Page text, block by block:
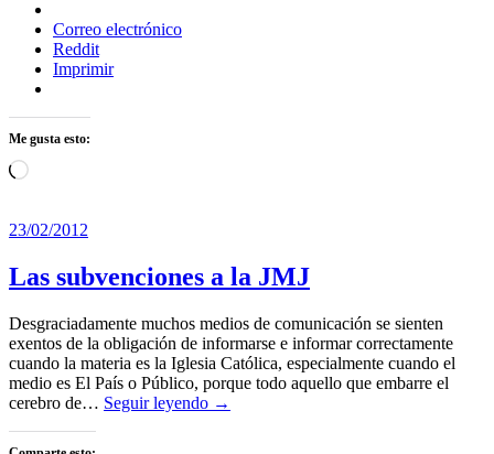
Correo electrónico
Reddit
Imprimir
Me gusta esto:
Cargando...
23/02/2012
Las subvenciones a la JMJ
Desgraciadamente muchos medios de comunicación se sienten
exentos de la obligación de informarse e informar correctamente
cuando la materia es la Iglesia Católica, especialmente cuando el
medio es El País o Público, porque todo aquello que embarre el
cerebro de… Seguir leyendo →